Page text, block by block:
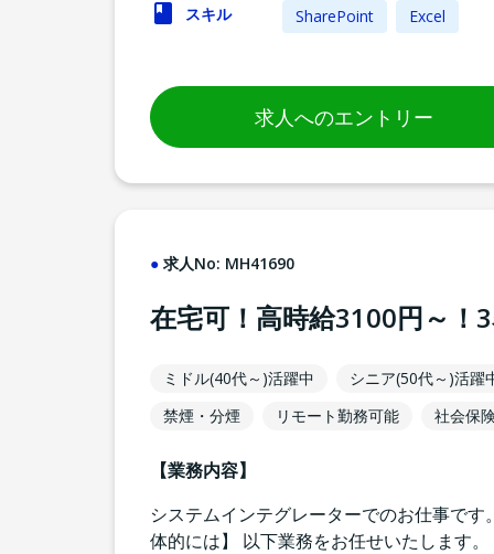
スキル SharePoint Excel
求人へのエントリー
求人No: MH41690
在宅可！高時給3100円～！
ミドル(40代～)活躍中
シニア(50代～)活躍
禁煙・分煙
リモート勤務可能 社会保
【業務内容】
システムインテグレーターでのお仕事で
体的には】 以下業務をお任せいたします